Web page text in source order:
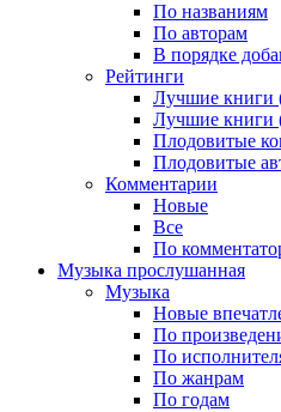
По названиям
По авторам
В порядке
Рейтинги
Лучшие книги
Лучшие книги
Плодовитые
Плодовитые
Комментарии
Новые
Все
По
Музыка прослушанная
Музыка
Новые
По
По
По жанрам
По годам